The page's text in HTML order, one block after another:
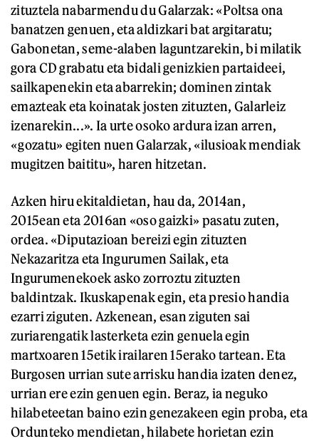
zituztela nabarmendu du Galarzak: «Poltsa ona
banatzen genuen, eta aldizkari bat argitaratu;
Gabonetan, seme-alaben laguntzarekin, bi milatik
gora CD grabatu eta bidali genizkien partaideei,
sailkapenekin eta abarrekin; dominen zintak
emazteak eta koinatak josten zituzten, Galarleiz
izenarekin...». Ia urte osoko ardura izan arren,
«gozatu» egiten nuen Galarzak, «ilusioak mendiak
mugitzen baititu», haren hitzetan.
Azken hiru ekitaldietan, hau da, 2014an,
2015ean eta 2016an «oso gaizki» pasatu zuten,
ordea. «Diputazioan bereizi egin zituzten
Nekazaritza eta Ingurumen Sailak, eta
Ingurumenekoek asko zorroztu zituzten
baldintzak. Ikuskapenak egin, eta presio handia
ezarri ziguten. Azkenean, esan ziguten sai
zuriarengatik lasterketa ezin genuela egin
martxoaren 15etik irailaren 15erako tartean. Eta
Burgosen urrian sute arrisku handia izaten denez,
urrian ere ezin genuen egin. Beraz, ia neguko
hilabeteetan baino ezin genezakeen egin proba, eta
Ordunteko mendietan, hilabete horietan ezin